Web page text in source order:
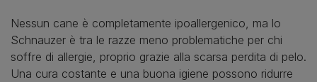
Nessun cane è completamente ipoallergenico, ma lo
Schnauzer è tra le razze meno problematiche per chi
soffre di allergie, proprio grazie alla scarsa perdita di pelo.
Una cura costante e una buona igiene possono ridurre